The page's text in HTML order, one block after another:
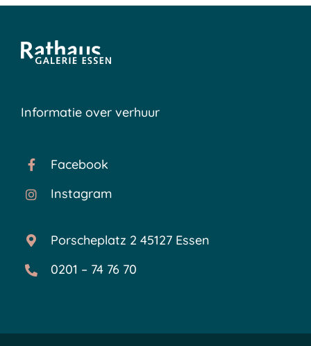
Informatie over verhuur
Facebook
Instagram
Porscheplatz 2 45127 Essen
0201 – 74 76 70